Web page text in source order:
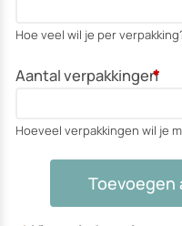
Hoe veel wil je per
Aantal verpakkingen
*
Hoeveel verpakkingen wil je
Saucijs
Toevoegen